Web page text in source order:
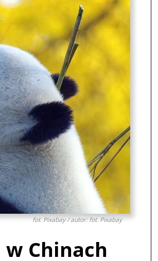
fot. Pixabay / autor: fot. Pixabay
Chinach